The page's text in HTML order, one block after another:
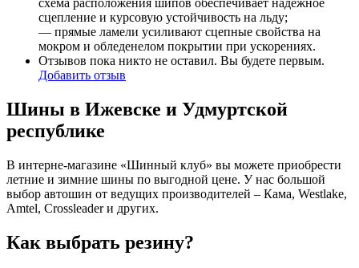
сцепление и курсовую устойчивость на льду;
— прямые ламели усиливают сцепные свойства на
мокром и обледенелом покрытии при ускорениях.
Отзывов пока никто не оставил. Вы будете первым.
Добавить отзыв
Шины в Ижевске и Удмуртской
республике
В интерне-магазине «Шинный клуб» вы можете приобрести
летние и зимние шины по выгодной цене. У нас большой
выбор автошин от ведущих производителей – Кама, Westlake,
Amtel, Crossleader и других.
Как выбрать резину?